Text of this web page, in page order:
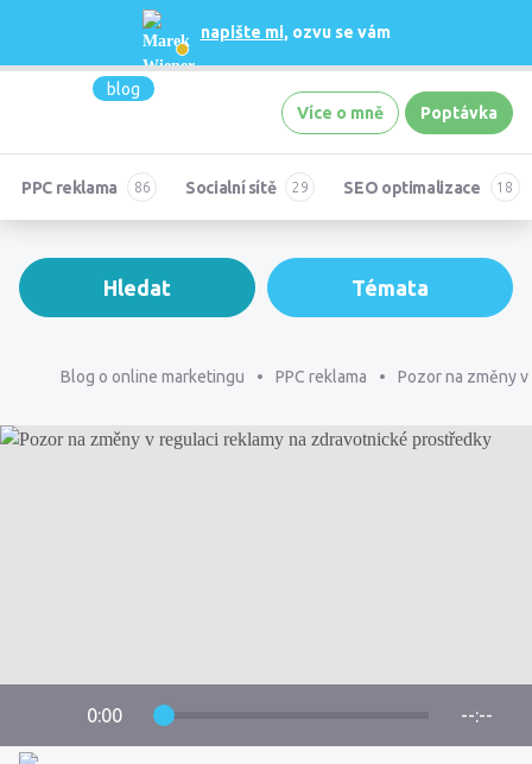
napište mi, ozvu se vám
blog
Více o mně
Poptávka
PPC reklama Socialní sítě SEO optimalizace
Blog o online marketingu PPC reklama Pozor na změny
0:00 --:--
Hledat Témata